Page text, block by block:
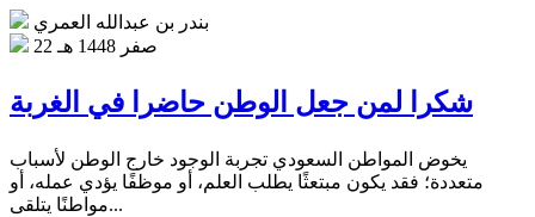
بندر بن عبدالله العمري
22 صفر 1448 هـ
شكرا لمن جعل الوطن حاضرا في الغربة
يخوض المواطن السعودي تجربة الوجود خارج الوطن لأسباب
متعددة؛ فقد يكون مبتعثًا يطلب العلم، أو موظفًا يؤدي عمله، أو
مواطنًا يتلقى...